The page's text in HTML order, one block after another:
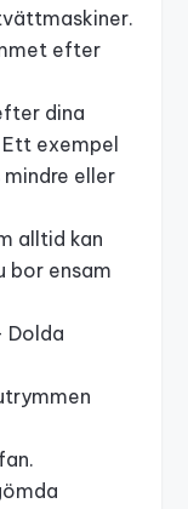
efter
dina
exempel
eller
alltid kan
bor ensam
Dolda